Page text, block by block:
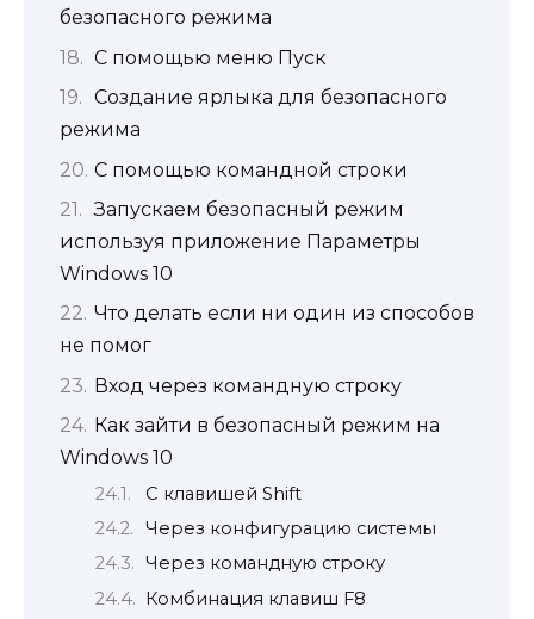
безопасного режима
С помощью меню Пуск
Cоздание ярлыка для безопасного
режима
С помощью командной строки
Запускаем безопасный режим
используя приложение Параметры
Windows 10
Что делать если ни один из способов
не помог
Вход через командную строку
Как зайти в безопасный режим на
Windows 10
С клавишей Shift
Через конфигурацию системы
Через командную строку
Комбинация клавиш F8